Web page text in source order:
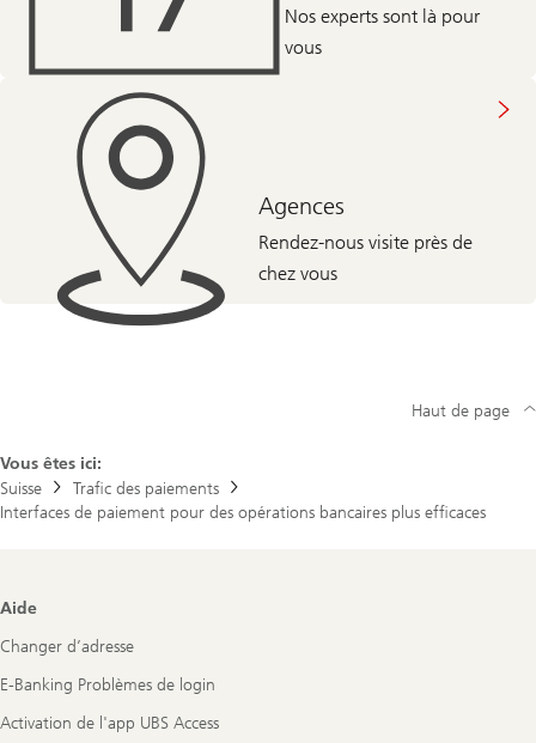
Nos experts sont là pour
vous
Agences
Rendez-nous visite près de
chez vous
Vous êtes ici:
Suisse
Trafic des paiements
Interfaces de paiement pour des opérations bancaires plus efficaces
Haut de page
Footer
Aide
Changer d’adresse
E-Banking Problèmes de login
Activation de l'app UBS Access